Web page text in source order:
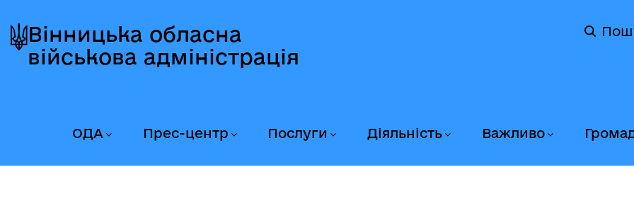
до
головного
до
головного
вмісту
до
головного
колонтитула
Вінницька обласна
військова адміністрація
ОДА Прес-центр Послуги Діяльність Важливо